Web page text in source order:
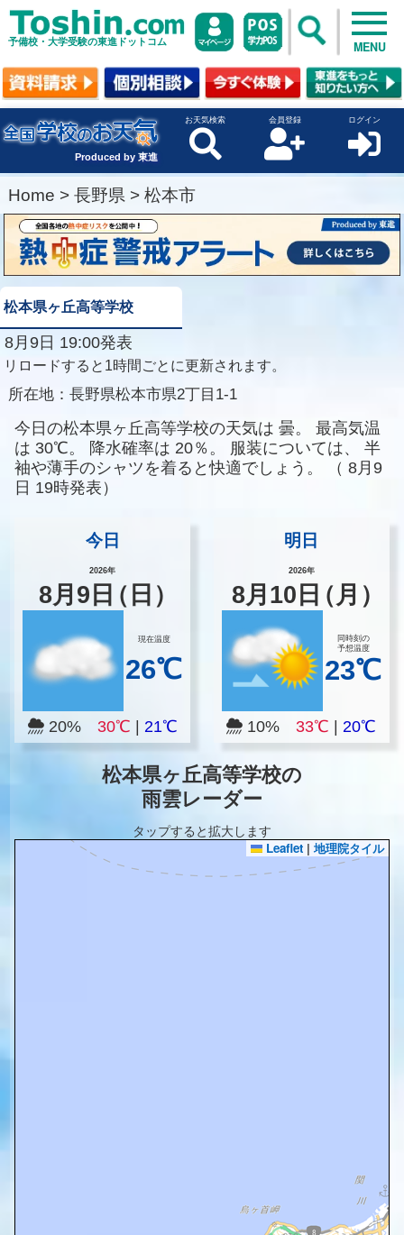
予備校・大学受験の東進ドットコム MENU
Produced by 東進
お天気検索 会員登録 ログイン
Home > 長野県 > 松本市
松本県ヶ丘高等学校
8月9日 19:00発表
リロードすると1時間ごとに更新されます。
所在地： 長野県松本市県2丁目1-1
今日の松本県ヶ丘高等学校の天気は 曇。
最高気温
は 30℃。 降水確率は 20％。 服装については、
半
袖や薄手のシャツを着ると快適でしょう。
（ 8月9
日 19時発表）
今日
2026年
8月 9 日（日）
現在温度
26℃
20% 30℃ 21℃
明日
2026年
8月 10 日（月）
同時刻の
予想温度
23℃
10%33℃ |20℃
松本県ヶ丘高等学校の
雨雲レーダー
タップすると拡大します
Leaflet | 地理院タイル